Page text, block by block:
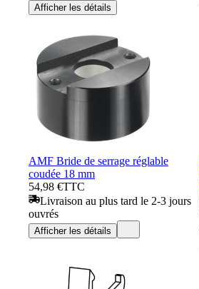
Afficher les détails
AMF Bride de serrage réglable
coudée 18 mm
54,98 €TTC
Livraison au plus tard le 2-3 jours
ouvrés
Afficher les détails